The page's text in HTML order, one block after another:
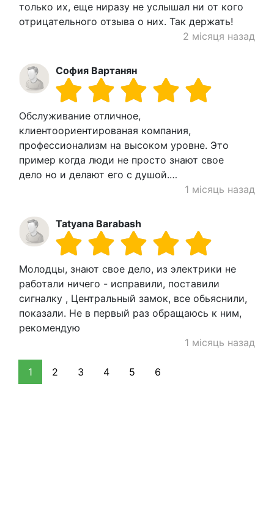
только их, еще ниразу не услышал ни от кого
отрицательного отзыва о них. Так держать!
2 місяця назад
София Вартанян
Обслуживание отличное,
клиентоориентированая компания,
профессионализм на высоком уровне. Это
пример когда люди не просто знают свое
дело но и делают его с душой.…
1 місяць назад
Tatyana Barabash
Молодцы, знают свое дело, из электрики не
работали ничего - исправили, поставили
сигналку , Центральный замок, все обьяснили,
показали. Не в первый раз обращаюсь к ним,
рекомендую
1 місяць назад
1 2 3 4 5 6